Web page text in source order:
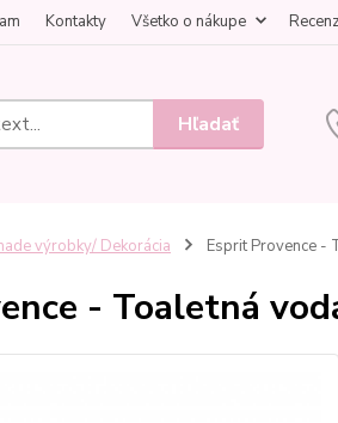
Kontakty Všetko o nákupe
Hľadať
výrobky/ Dekorácia Esprit Provence -
- Toaletná